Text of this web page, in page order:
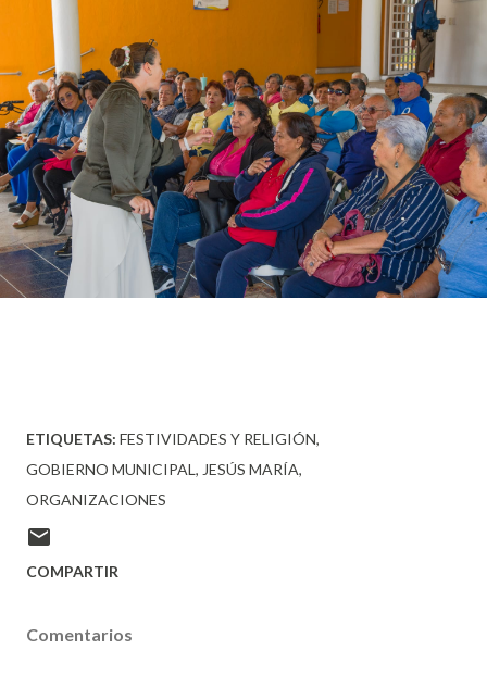
ETIQUETAS: FESTIVIDADES Y RELIGIÓN
GOBIERNO MUNICIPAL
JESÚS MARÍA
ORGANIZACIONES
COMPARTIR
Comentarios